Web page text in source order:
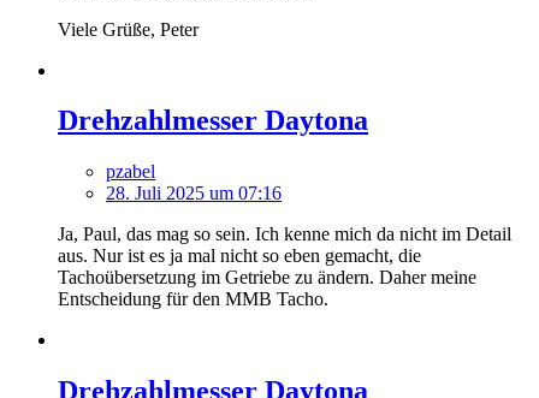
Viele Grüße, Peter
Drehzahlmesser Daytona
pzabel
28. Juli 2025 um 07:16
Ja, Paul, das mag so sein. Ich kenne mich da nicht im Detail
aus. Nur ist es ja mal nicht so eben gemacht, die
Tachoübersetzung im Getriebe zu ändern. Daher meine
Entscheidung für den MMB Tacho.
Drehzahlmesser Daytona